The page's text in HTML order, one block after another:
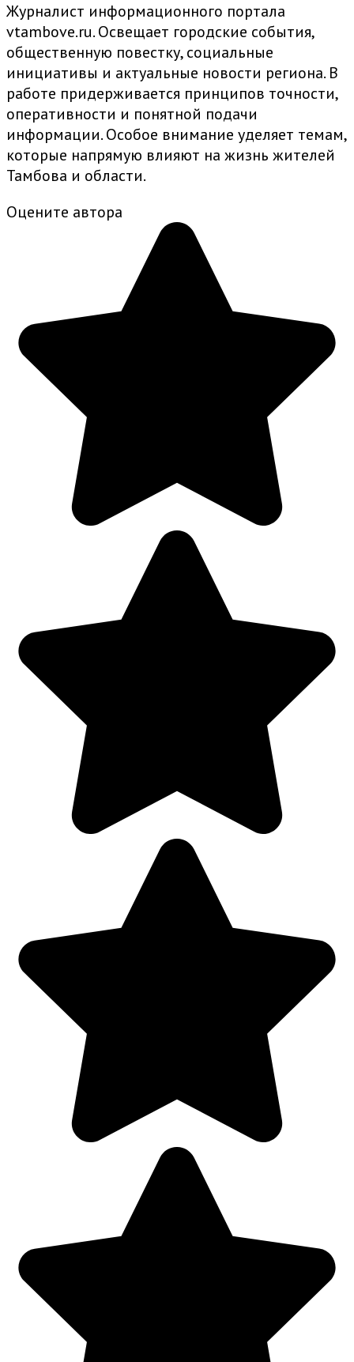
Журналист информационного портала
vtambove.ru. Освещает городские события,
общественную повестку, социальные
инициативы и актуальные новости региона. В
работе придерживается принципов точности,
оперативности и понятной подачи
информации. Особое внимание уделяет темам,
которые напрямую влияют на жизнь жителей
Тамбова и области.
Оцените автора